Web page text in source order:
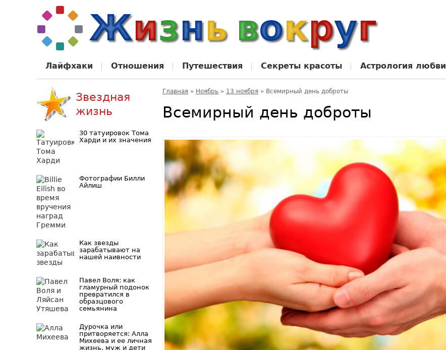
Лайфхаки Отношения Путешествия Секреты красоты Астрология любви
Главная » Ноябрь » 13 ноября » Всемирный день доброты
Всемирный день доброты
Звездная
жизнь
30 татуировок Тома
Харди и их значения
Фотографии Билли
Айлиш
Как звезды
зарабатывают на
нашей наивности
Павел Воля: как
гламурный подонок
превратился в
образцового
семьянина
Дурочка или
притворяется: Алла
Михеева и ее личная
жизнь, муж и дети